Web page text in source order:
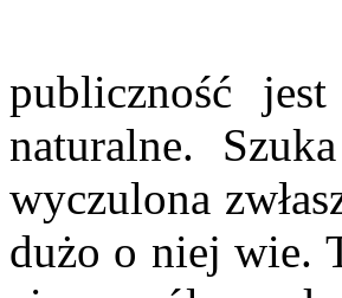
publiczność
naturalne.
wyczu­lona
dużo o niej wie.